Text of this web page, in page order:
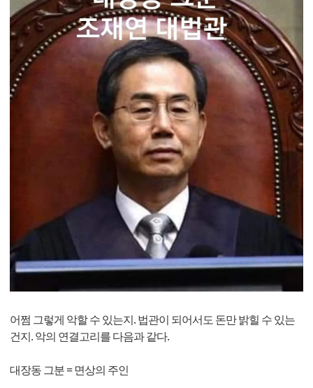
어쩜 그렇게 악할 수 있는지. 법관이 되어서도 돈만 밝힐 수 있는
건지. 악의 연결고리를 다음과 같다.
대장동 그분 = 면상의 주인